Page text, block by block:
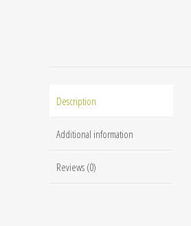
Description
Additional information
Reviews (0)